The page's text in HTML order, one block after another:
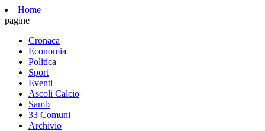
Home
pagine
Cronaca
Economia
Politica
Sport
Eventi
Ascoli Calcio
Samb
33 Comuni
Archivio